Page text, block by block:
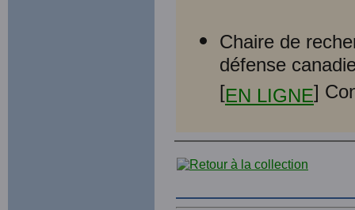
Chaire de
défense
[EN LIGNE]